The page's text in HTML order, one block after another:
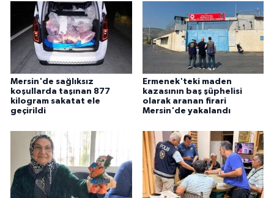
Mersin'de sağlıksız
koşullarda taşınan 877
kilogram sakatat ele
geçirildi
Ermenek'teki maden
kazasının baş şüphelisi
olarak aranan firari
Mersin'de yakalandı